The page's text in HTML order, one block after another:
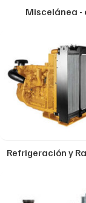
Miscelánea -
Refrigeración y